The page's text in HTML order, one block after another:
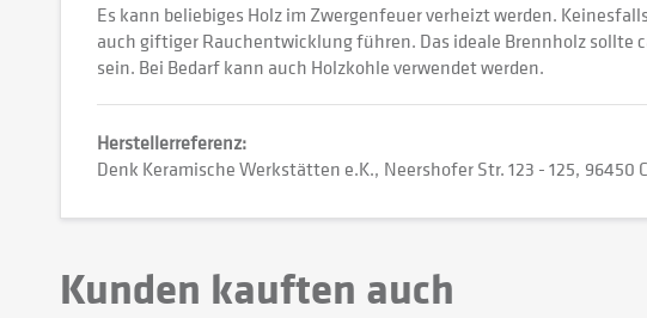
Es kann beliebiges Holz im Zwergenfeuer verheizt werden.
auch giftiger Rauchentwicklung führen. Das ideale Brennholz sollte
sein. Bei Bedarf kann auch Holzkohle verwendet werden.
Herstellerreferenz:
Denk Keramische Werkstätten e.K. Neershofer Str. 123 - 125 96450
Kunden kauften auch